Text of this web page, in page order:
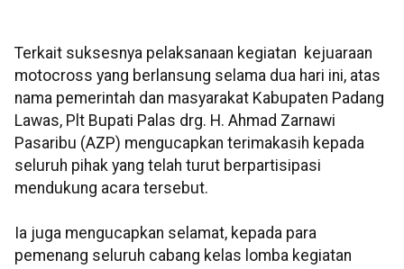
Terkait suksesnya pelaksanaan kegiatan kejuaraan
motocross yang berlansung selama dua hari ini, atas
nama pemerintah dan masyarakat Kabupaten Padang
Lawas, Plt Bupati Palas drg. H. Ahmad Zarnawi
Pasaribu (AZP) mengucapkan terimakasih kepada
seluruh pihak yang telah turut berpartisipasi
mendukung acara tersebut.
Ia juga mengucapkan selamat, kepada para
pemenang seluruh cabang kelas lomba kegiatan